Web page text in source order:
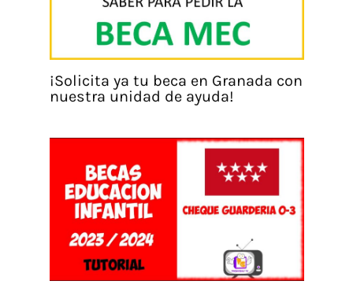
¡Solicita ya tu beca en Granada con
nuestra unidad de ayuda!